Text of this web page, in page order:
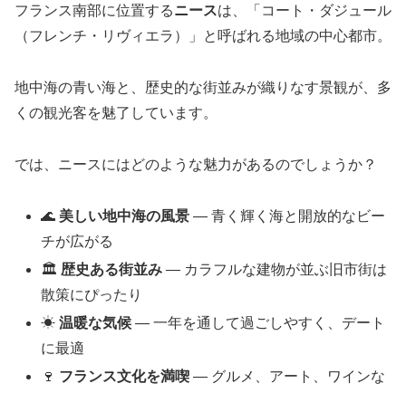
フランス南部に位置するニースは、「コート・ダジュール
（フレンチ・リヴィエラ）」と呼ばれる地域の中心都市。
地中海の青い海と、歴史的な街並みが織りなす景観が、多
くの観光客を魅了しています。
では、ニースにはどのような魅力があるのでしょうか？
🌊 美しい地中海の風景 — 青く輝く海と開放的なビー
チが広がる
🏛 歴史ある街並み — カラフルな建物が並ぶ旧市街は
散策にぴったり
☀温暖な気候 — 一年を通して過ごしやすく、デート
に最適
🍷 フランス文化を満喫 — グルメ、アート、ワインな